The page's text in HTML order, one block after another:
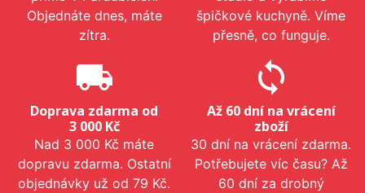
Objednáte dnes, máte
zítra.
špičkové kuchyně. Víme
přesně, co funguje.
local_shipping
Doprava zdarma od
3 000 Kč
Nad 3 000 Kč máte
dopravu zdarma. Ostatní
objednávky už od 79 Kč.
sync
Až 60 dní na vrácení
zboží
30 dní na vrácení zdarma.
Potřebujete víc času? Až
60 dní za drobný